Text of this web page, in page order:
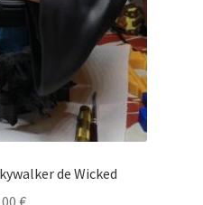
de Wicked
€